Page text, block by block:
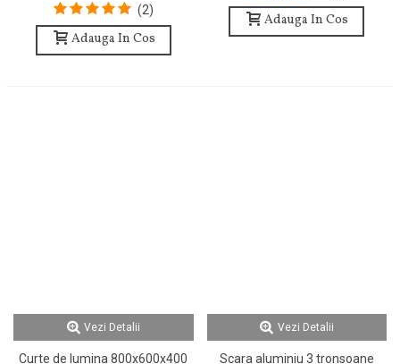
(2)
Adauga In Cos
Adauga In Cos
Vezi Detalii
Curte de lumina 800x600x400
Vezi Detalii
Scara aluminiu 3 tronsoane